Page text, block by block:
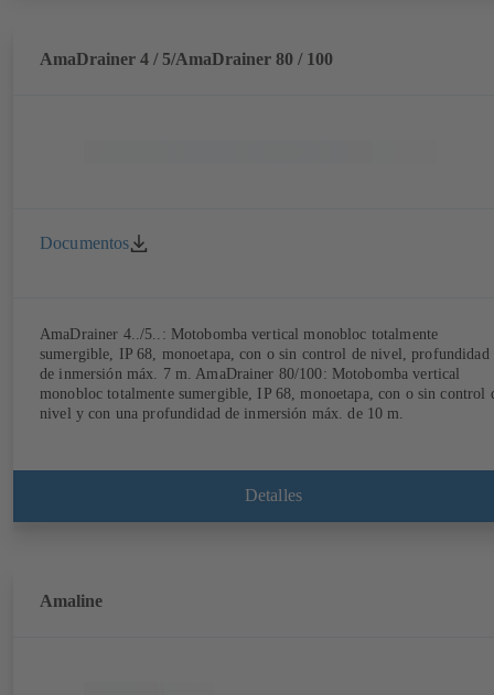
AmaDrainer 4 / 5/AmaDrainer 80 / 100
Documentos
AmaDrainer 4../5..: Motobomba vertical monobloc totalmente
sumergible, IP 68, monoetapa, con o sin control de nivel, profundidad
de inmersión máx. 7 m. AmaDrainer 80/100: Motobomba vertical
monobloc totalmente sumergible, IP 68, monoetapa, con o sin control
nivel y con una profundidad de inmersión máx. de 10 m.
Detalles
Amaline